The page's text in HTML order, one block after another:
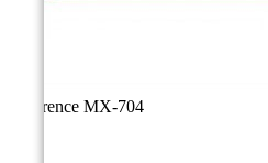
Référence MX-704